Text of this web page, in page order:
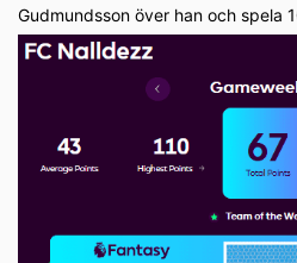
Gudmundsson över han och spela